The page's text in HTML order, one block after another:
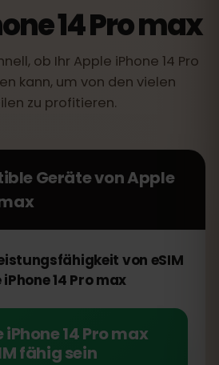
14 Pro max
ob Ihr Apple iPhone 14 Pro
kann, um von den vielen
zu profitieren.
Geräte vonApple
von eSIM
14 Pro max
14 Pro max
fähig sein